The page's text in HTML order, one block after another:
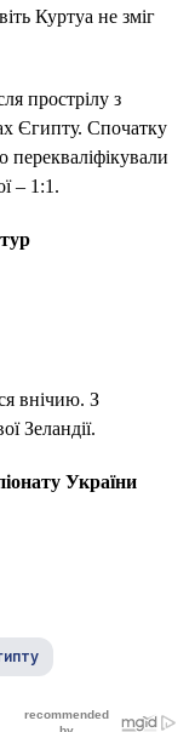
Куртуа не зміг
прострілу з
Єгипту. Спочатку
перекваліфікували
– 1:1.
внічию. З
Зеландії.
України